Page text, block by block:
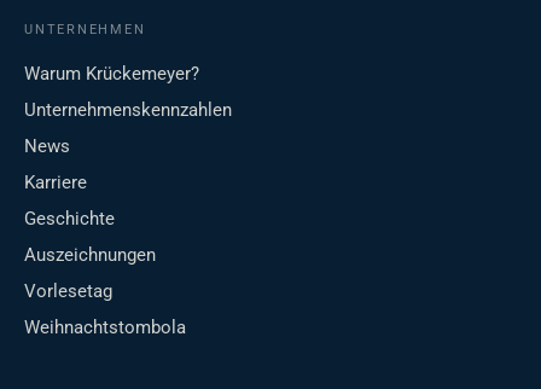
UNTERNEHMEN
Warum Krückemeyer?
Unternehmenskennzahlen
News
Karriere
Geschichte
Auszeichnungen
Vorlesetag
Weihnachtstombola